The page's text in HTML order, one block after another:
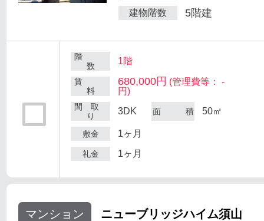
建物階数 5階建
階
数
1階
賃
料
680,000円 (管理費等： -
円)
間 取
り
3DK 面 積 50㎡
敷金 1ヶ月
礼金 1ヶ月
マンション ニューブリッジハイム須山